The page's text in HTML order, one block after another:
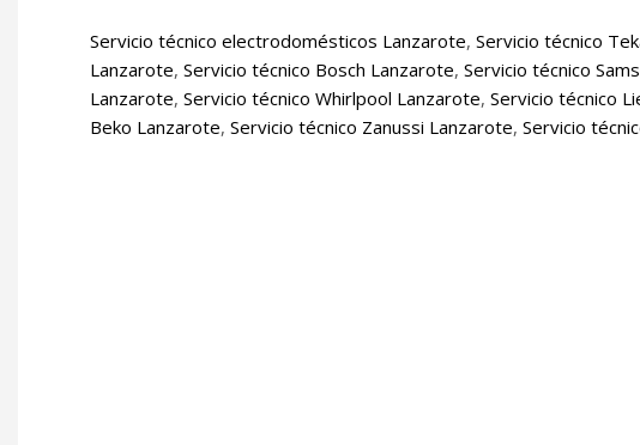
Servicio técnico electrodomésticos Lanzarote, Servicio técnico
Lanzarote, Servicio técnico Bosch Lanzarote, Servicio técnico
Lanzarote, Servicio técnico Whirlpool Lanzarote, Servicio técnico
Beko Lanzarote, Servicio técnico Zanussi Lanzarote, Servicio